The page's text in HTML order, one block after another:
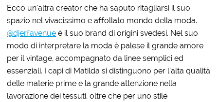
Ecco un’altra creator che ha saputo ritagliarsi il suo
spazio nel vivacissimo e affollato mondo della moda.
@djerfavenue è il suo brand di origini svedesi. Nel suo
modo di interpretare la moda è palese il grande amore
per il vintage, accompagnato da linee semplici ed
essenziali. I capi di Matilda si distinguono per l’alta qualità
delle materie prime e la grande attenzione nella
lavorazione dei tessuti, oltre che per uno stile